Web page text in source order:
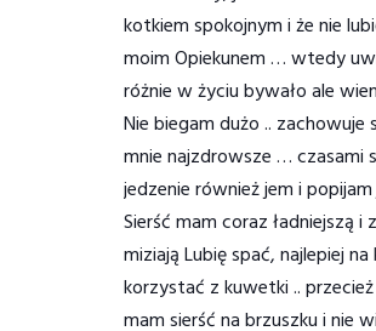
kotkiem spokojnym i że nie
moim Opiekunem … wtedy
różnie w życiu bywało ale
Nie biegam dużo ..
mnie najzdrowsze … czasami
jedzenie również jem i
Sierść mam coraz ładniejszą
miziają Lubię spać, najlepiej
korzystać z kuwetki ..
mam sierść na brzuszku i nie